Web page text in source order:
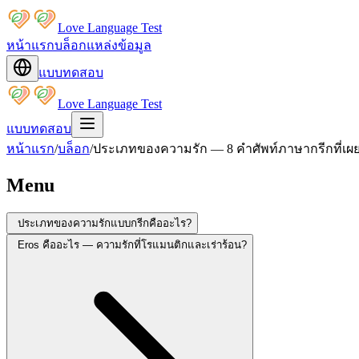
Love Language Test
หน้าแรกบล็อกแหล่งข้อมูล
แบบทดสอบ
Love Language Test
แบบทดสอบ
หน้าแรก/บล็อก/ประเภทของความรัก — 8 คำศัพท์ภาษากรีกที่เ
Menu
ประเภทของความรักแบบกรีกคืออะไร?
Eros คืออะไร — ความรักที่โรแมนติกและเร่าร้อน?